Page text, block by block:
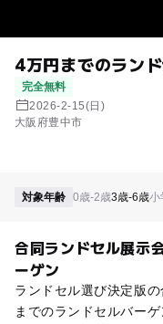
4万円までのラン
完全無料
2026-2-15(日)
大阪府豊中市
対象年齢 0歳-2歳3歳-6歳小
合同ランドセル展示
ーゲン
ランドセル選び決定版
までのランドセルバー